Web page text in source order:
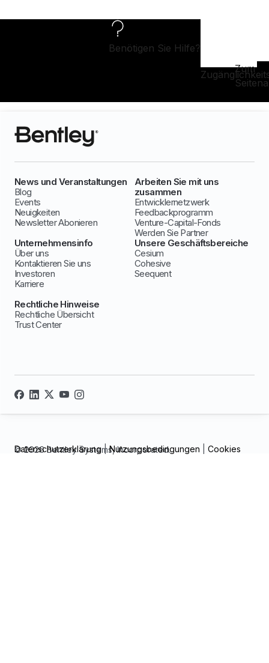
Benötigen Sie Hilfe?
Zum
News und Veranstaltungen
Blog
Events
Neuigkeiten
Newsletter Abonieren
Arbeiten Sie mit uns
zusammen
Entwicklernetzwerk
Feedbackprogramm
Venture-Capital-Fonds
Werden Sie Partner
Unternehmensinfo
Über uns
Kontaktieren Sie uns
Investoren
Karriere
Unsere Geschäftsbereiche
Cesium
Cohesive
Seequent
Rechtliche Hinweise
Rechtliche Übersicht
Trust Center
© 2026 Bentley Systems, Incorporated.
Datenschutzerklärung|Nutzungsbedingungen Cookies